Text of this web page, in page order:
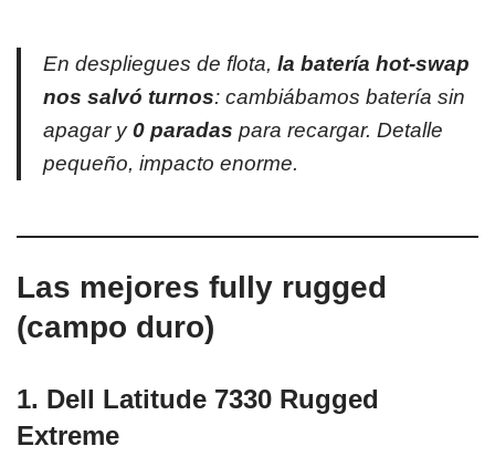
En despliegues de flota, la batería hot-swap
nos salvó turnos: cambiábamos batería sin
apagar y0 paradas para recargar. Detalle
pequeño, impacto enorme.
Las mejores fully rugged
(campo duro)
1. Dell Latitude 7330 Rugged
Extreme